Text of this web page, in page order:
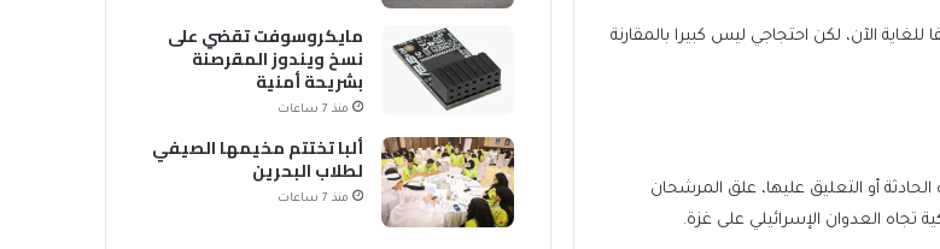
الآن، لكن احتجاجي ليس كبيرا بالمقارنة
أو التعليق عليها، علق المرشحان
تجاه العدوان الإسرائيلي على غزة.
مايكروسوفت تقضي على
نسخ ويندوز المقرصنة
بشريحة أمنية
منذ 7 ساعات
ألبا تختتم مخيمها الصيفي
لطلاب البحرين
منذ 7 ساعات